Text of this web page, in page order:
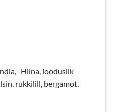
-Hiina, looduslik
rukkilill, bergamot,